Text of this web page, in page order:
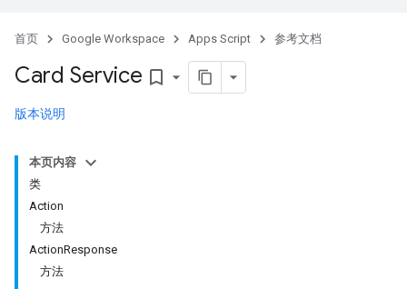
首页 Google Workspace Apps Script 参考文档
Card Service bookmark_border
版本说明
本页内容
类
Action
方法
ActionResponse
方法